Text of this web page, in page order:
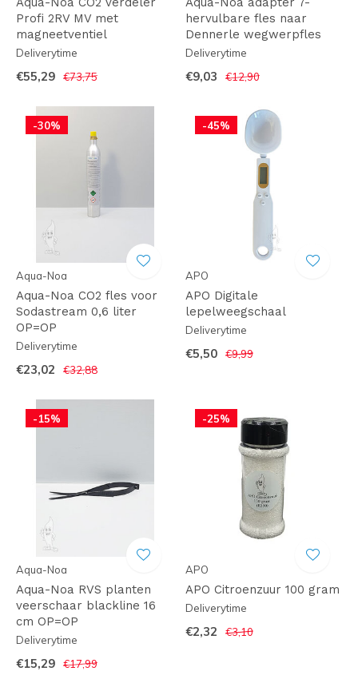
Profi 2RV MV met
magneetventiel
Deliverytime
€55,29 €73,75
hervulbare fles naar
Dennerle wegwerpfles
Deliverytime
€9,03 €12,90
-30%
Aqua-Noa
Aqua-Noa CO2 fles voor
Sodastream 0,6 liter
OP=OP
Deliverytime
€23,02 €32,88
-45%
APO
APO Digitale
lepelweegschaal
Deliverytime
€5,50 €9,99
-15%
Aqua-Noa
Aqua-Noa RVS planten
veerschaar blackline 16
cm OP=OP
Deliverytime
€15,29 €17,99
-25%
APO
APO Citroenzuur 100 gram
Deliverytime
€2,32 €3,10